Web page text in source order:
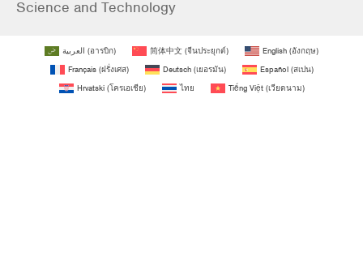
Science and Technology
العربية (อารบิก) 简体中文 (จีนประยุกต์) English (อังกฤษ)
Français(ฝรั่งเศส) Deutsch(เยอรมัน) Español(สเปน)
Hrvatski(โครเอเชีย) ไทย Tiếng Việt(เวียดนาม)